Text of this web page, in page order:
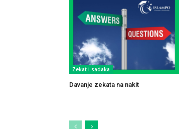
Zekat i sadaka
Davanje zekata na nakit